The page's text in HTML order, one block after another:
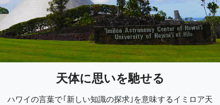
天体に思いを馳せる
ハワイの言葉で｢新しい知識の探求｣を意味するイミロア天